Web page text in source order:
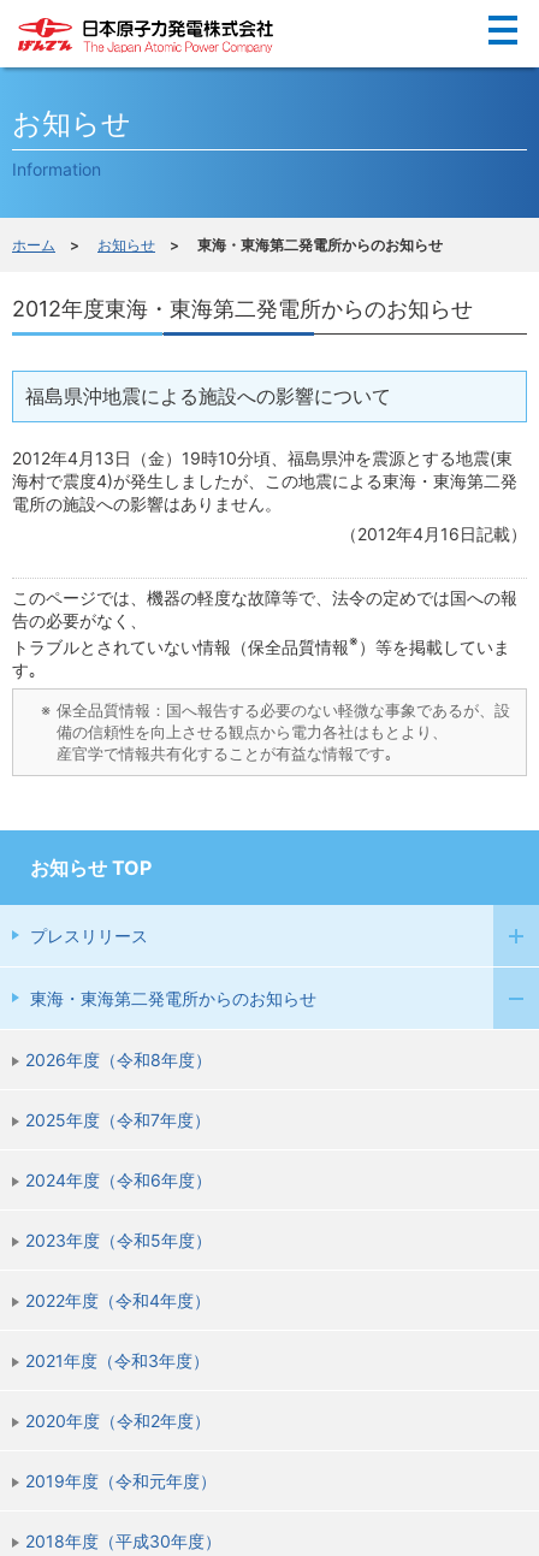
Menu
お知らせ
Information
ホーム > お知らせ > 東海・東海第二発電所からのお知らせ
2012年度東海・東海第二発電所からのお知らせ
福島県沖地震による施設への影響について
2012年4月13日（金）19時10分頃、福島県沖を震源とする地震(東
海村で震度4)が発生しましたが、この地震による東海・東海第二発
電所の施設への影響はありません。
（2012年4月16日記載）
このページでは、機器の軽度な故障等で、法令の定めでは国への報
告の必要がなく、
トラブルとされていない情報（保全品質情報※ ）等を掲載していま
す｡
※ 保全品質情報：国へ報告する必要のない軽微な事象であるが、設
備の信頼性を向上させる観点から電力各社はもとより、
産官学で情報共有化することが有益な情報です｡
お知らせ TOP
プレスリリース
東海・東海第二発電所からのお知らせ
2026年度（令和8年度）
2025年度（令和7年度）
2024年度（令和6年度）
2023年度（令和5年度）
2022年度（令和4年度）
2021年度（令和3年度）
2020年度（令和2年度）
2019年度（令和元年度）
2018年度（平成30年度）